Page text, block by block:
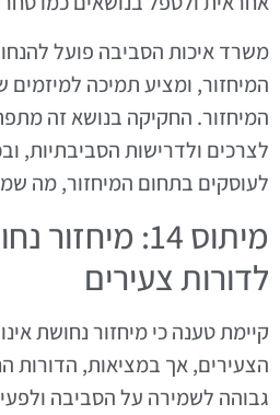
משרד איכות הסביבה פועל
המיחזור, ומציע תמיכה למיזמים
המיחזור. החקיקה בנושא זה
לצרכים ולדרישות הסביבתיות,
לעוסקים בתחום המיחזור, מה
מיתוס 14:
לדורות צעירים
קיימת טענה כי מיחזור נחושת
הצעירים, אך במציאות, הדורות
גבוהה לשמירה על הסביבה